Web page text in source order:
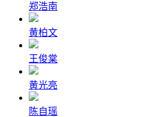
郑浩南
黄柏文
王俊棠
黄光亮
陈自瑶